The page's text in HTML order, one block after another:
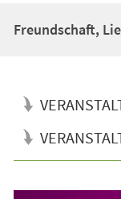
Freundschaft,